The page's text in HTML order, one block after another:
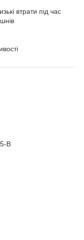
втрати під час
B